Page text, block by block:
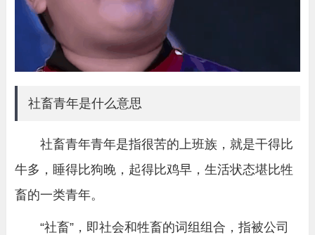
社畜青年是什么意思
社畜青年青年是指很苦的上班族，就是干得比
牛多，睡得比狗晚，起得比鸡早，生活状态堪比牲
畜的一类青年。
“社畜”，即社会和牲畜的词组组合，指被公司